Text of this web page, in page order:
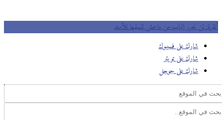
أنقرة: لن نحرر الباب من داعش لنسلمها للأسد
شارك على فسيبوك
شارك على تويتر
شارك على جوجل